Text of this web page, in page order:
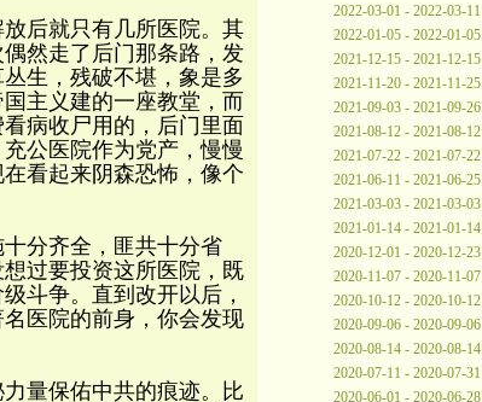
后就只有几所医院。其
然走了后门那条路，发
生，残破不堪，象是多
主义建的一座教堂，而
病收尸用的，后门里面
公医院作为党产，慢慢
看起来阴森恐怖，像个
分齐全，匪共十分省
过要投资这所医院，既
斗争。直到改开以后，
医院的前身，你会发现
量保佑中共的痕迹。比
2022-03-01 - 2022-03-11
2022-01-05 - 2022-01-05
2021-12-15 - 2021-12-15
2021-11-20 - 2021-11-25
2021-09-03 - 2021-09-26
2021-08-12 - 2021-08-12
2021-07-22 - 2021-07-22
2021-06-11 - 2021-06-25
2021-03-03 - 2021-03-03
2021-01-14 - 2021-01-14
2020-12-01 - 2020-12-23
2020-11-07 - 2020-11-07
2020-10-12 - 2020-10-12
2020-09-06 - 2020-09-06
2020-08-14 - 2020-08-14
2020-07-11 - 2020-07-31
2020-06-01 - 2020-06-28